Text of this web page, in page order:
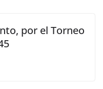
por el Torneo